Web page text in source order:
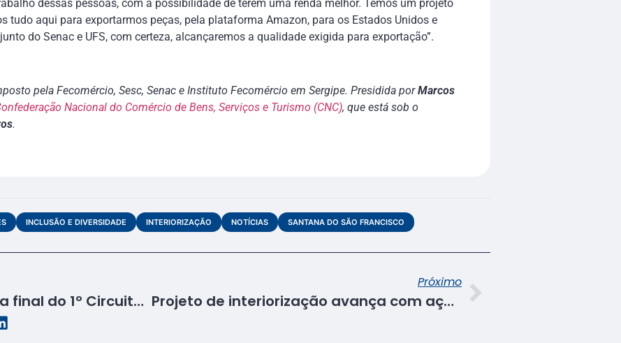
dessas pessoas, com a possibilidade de terem uma renda melhor. Temos um projeto
tudo aqui para exportarmos peças, pela plataforma Amazon, para os Estados Unidos e
do Senac e UFS, com certeza, alcançaremos a qualidade exigida para exportação”.
pela Fecomércio, Sesc, Senac e Instituto Fecomércio em Sergipe. Presidida porMarcos
Nacional do Comércio de Bens, Serviços e Turismo (CNC), que está sob o
.
INCLUSÃO E DIVERSIDADE INTERIORIZAÇÃO NOTÍCIAS SANTANA DO SÃO FRANCISCO
Senac Sergipe realiza a final do 1º Circuito Nail Design em Aracaju
Próximo
Projeto de interiorização avança com ações do Senac e Sesc em Malhador